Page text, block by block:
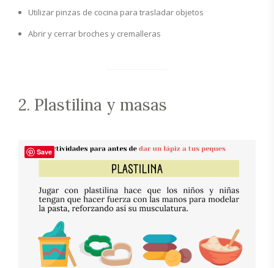
Utilizar pinzas de cocina para trasladar objetos
Abrir y cerrar broches y cremalleras
2. Plastilina y masas
Save